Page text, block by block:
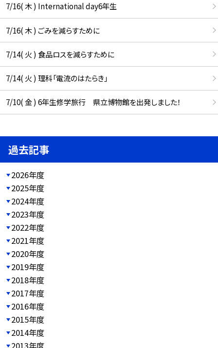
7/16( 木 ) International day6年生
7/16( 木 ) ごみを減らすために
7/14( 火 ) 食品ロスを減らすために
7/14( 火 ) 理科「電流のはたらき」
7/10( 金 ) 6年生修学旅行 県立博物館を出発しました！
過去記事
2026年度
2025年度
2024年度
2023年度
2022年度
2021年度
2020年度
2019年度
2018年度
2017年度
2016年度
2015年度
2014年度
2013年度